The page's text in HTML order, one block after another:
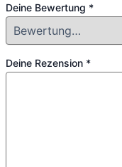
Deine Bewertung *
Deine Rezension *